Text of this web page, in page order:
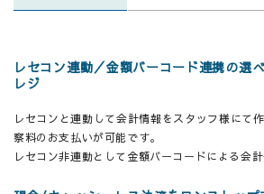
レセコン連動／金額バーコード連携の選
レジ
レセコンと連動して会計情報をスタッフ様にて
察料のお支払いが可能です。
レセコン非連動として金額バーコードによる会計